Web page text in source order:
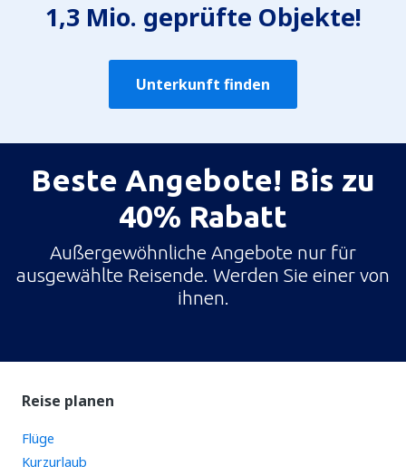
1,3 Mio. geprüfte Objekte!
Unterkunft finden
Beste Angebote! Bis zu
40% Rabatt
Außergewöhnliche Angebote nur für
ausgewählte Reisende. Werden Sie einer von
ihnen.
Reise planen
Flüge
Kurzurlaub